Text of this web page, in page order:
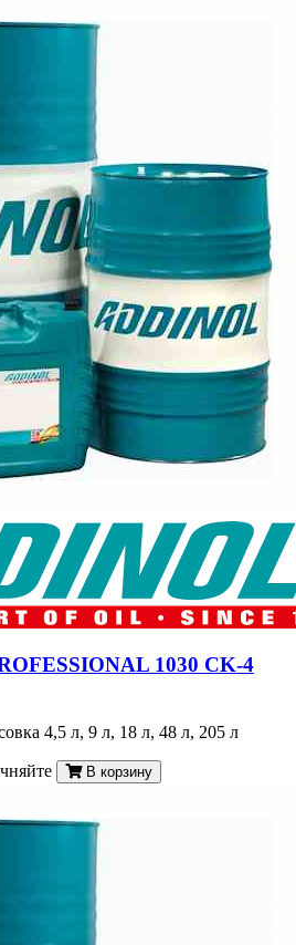
1030 CK-4
4,5 л, 9 л, 18 л, 48 л, 205 л
В корзину